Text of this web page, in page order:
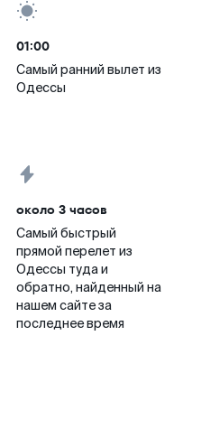
01:00
Самый ранний вылет из
Одессы
около 3 часов
Самый быстрый
прямой перелет из
Одессы туда и
обратно, найденный на
нашем сайте за
последнее время